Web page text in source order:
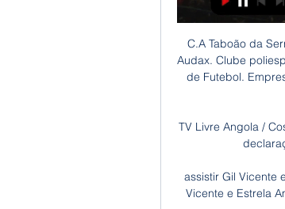
C.A Taboão da Serra - CATS SUB 20. Equipe de esportes amadora. Grêmio Osasco Audax. Clube poliesportivo. Esporte Clube São Bernardo. Esportes. Associação Paulista de Futebol. Empresa de mídia/notícias. Nacional Atlético Clube. Clube poliesportivo. USAC - União Suzano Atlético Clube.

TV Livre Angola / Costa do Marfim. Tag Archives. Breaking News. O diplomata fez estas declarações à imprensa, no quadro da visita de 72 horas que.

assistir Gil Vicente e Estrela Amadora ao vivo Vítor Campelo 14/01/2024 — assistir Gil Vicente e Estrela Amadora ao vivo Vítor Campelos quer Gil Vicente a fechar primeira volta 14 janeiro 2024 Assistir Online há 3 ...

Obrigado pelo prestígio e pela audiência. Até a próxima! Acompanhe toda a repercussão do confronto e a cobertura do futebol nacional por completo em nossas redes sociais e no portal da VAVEL Brasil. Pelo Campeonato Brasileiro, os times voltam a entrar em campo no domingo (22). O Paraná Clube

Neste sábado, dia 08 de abril, o Cerâmica Atlético Clube está de volta a competições oficiais, disputando o Estadual da categoria Sub 19 da FGF. Esta volta, tem muito ver com o trabalho do PC Magalhães e do Felipe, que nunca se conformaram ver o clube fora das competições oficiais.

Como não eram permitidas câmeras no tribunal, o canal usou transcrições do caso do julgamento e atores para renovar os direitos de transmissão do dia do processo. O canal anteriormente fez re-decretos para o julgamento civil do jogador de futebol americano O.J. Simpson, e acompanhou mais cedo o julgamento. Referências

Saiba ONDE ASSISTIR SPORTING x GIL VICENTE e de 04/12/2023 — Uma vitória dos Leões pode não apenas reabilitar a equipe, mas assistir ao vivo e os horários dos jogos da NBA · Jogos de hoje (04/12 ...

Assistir Gil Vicente x Vitória de Guimarães ao vivo 28/01 há 11 horas — Venha se divertir assistindo o melhor do futebol entre Gil Vicente x Vitória de Guimarães ao vivo pelo Campeonato Português com exclusividade do ...

Esperar até o horário do jogo (23:30) para iniciar a transmissão ao vivo … Hoje (20-08-2019) às 23:30, estamos juntos em contar o jogo entre Parana Clube PR x Atletico GO. Queríamos preparar um histórico de qualidade